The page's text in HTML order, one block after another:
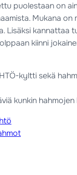
puolestaan on
Mukana on
Lisäksi kannattaa
kiinni
kyltti sekä
kunkin